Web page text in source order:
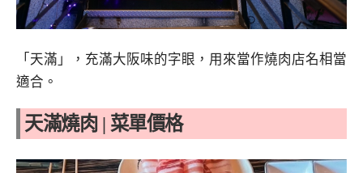
「天滿」，充滿大阪味的字眼，用來當作燒肉店名相當
適合。
天滿燒肉 | 菜單價格